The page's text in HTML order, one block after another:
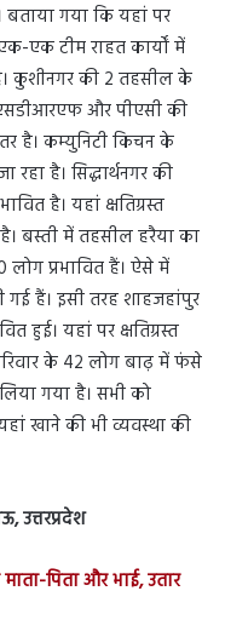
बताया गया कि यहां पर
एक टीम राहत कार्यों में
कुशीनगर की 2 तहसील के
एसडीआरएफ और पीएसी की
है। कम्युनिटी किचन के
है। सिद्धार्थनगर की
है। यहां क्षतिग्रस्त
बस्ती में तहसील हरैया का
लोग प्रभावित हैं। ऐसे में
हैं। इसी तरह शाहजहांपुर
यहां पर क्षतिग्रस्त
के 42 लोग बाढ़ में फंसे
गया है। सभी को
खाने की भी व्यवस्था की
उत्तरप्रदेश
पिता और भाई, उतार